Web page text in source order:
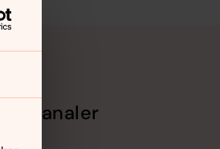
kanaler